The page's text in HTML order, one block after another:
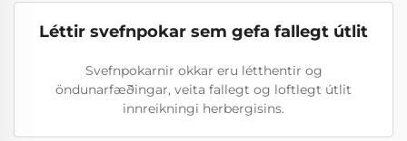
Léttir svefnpokar sem gefa fallegt útlit
Svefnpokarnir okkar eru létthentir og
öndunarfæðingar, veita fallegt og loftlegt útlit
innreikningi herbergisins.